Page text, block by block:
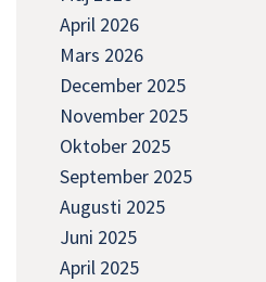
April 2026
Mars 2026
December 2025
November 2025
Oktober 2025
September 2025
Augusti 2025
Juni 2025
April 2025